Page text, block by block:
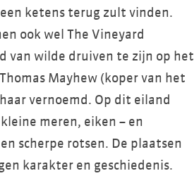
ketens terug zult vinden.
ook wel The Vineyard
van wilde druiven te zijn op het
Mayhew (koper van het
vernoemd. Op dit eiland
meren, eiken – en
scherpe rotsen. De plaatsen
karakter en geschiedenis.